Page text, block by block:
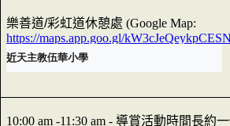
樂善道/彩虹道休憩處(Google Map:
https://maps.app.goo.gl/
近天主教伍華小學
10:00 am -11:30 am -導賞活動時間長約